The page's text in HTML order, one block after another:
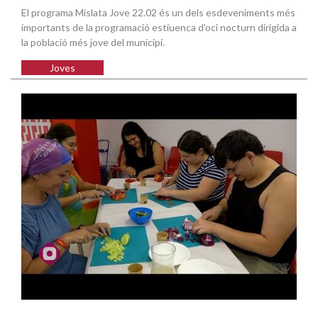
El programa Mislata Jove 22.02 és un dels esdeveniments més
importants de la programació estiuenca d'oci nocturn dirigida a
la població més jove del municipi.
Joves